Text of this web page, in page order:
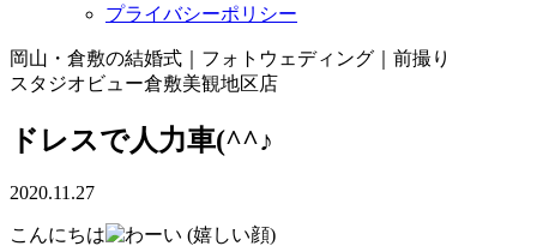
プライバシーポリシー
岡山・倉敷の結婚式｜フォトウェディング｜前撮り
スタジオビュー倉敷美観地区店
ドレスで人力車(^^♪
2020.11.27
こんにちは